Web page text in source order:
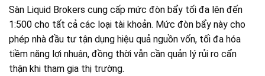
Sàn Liquid Brokers cung cấp mức đòn bẩy tối đa lên đến
1:500 cho tất cả các loại tài khoản. Mức đòn bẩy này cho
phép nhà đầu tư tận dụng hiệu quả nguồn vốn, tối đa hóa
tiềm năng lợi nhuận, đồng thời vẫn cần quản lý rủi ro cẩn
thận khi tham gia thị trường.